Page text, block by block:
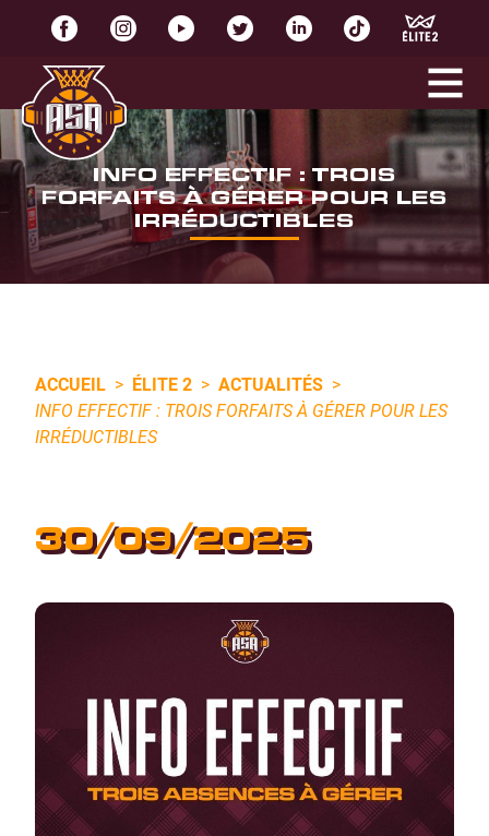
INFO EFFECTIF : TROIS
FORFAITS À GÉRER POUR LES
IRRÉDUCTIBLES
ACCUEIL > ÉLITE 2 > ACTUALITÉS >
INFO EFFECTIF : TROIS FORFAITS À GÉRER POUR LES
IRRÉDUCTIBLES
30/09/2025